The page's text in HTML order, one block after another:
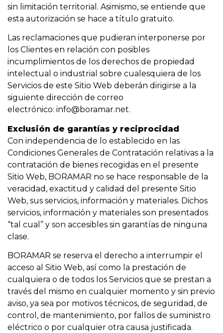
sin limitación territorial. Asimismo, se entiende que
esta autorización se hace a título gratuito.
Las reclamaciones que pudieran interponerse por
los Clientes en relación con posibles
incumplimientos de los derechos de propiedad
intelectual o industrial sobre cualesquiera de los
Servicios de este Sitio Web deberán dirigirse a la
siguiente dirección de correo
electrónico: info@boramar.net.
Exclusión de garantías y reciprocidad
Con independencia de lo establecido en las
Condiciones Generales de Contratación relativas a la
contratación de bienes recogidas en el presente
Sitio Web, BORAMAR no se hace responsable de la
veracidad, exactitud y calidad del presente Sitio
Web, sus servicios, información y materiales. Dichos
servicios, información y materiales son presentados
“tal cual” y son accesibles sin garantías de ninguna
clase.
BORAMAR se reserva el derecho a interrumpir el
acceso al Sitio Web, así como la prestación de
cualquiera o de todos los Servicios que se prestan a
través del mismo en cualquier momento y sin previo
aviso, ya sea por motivos técnicos, de seguridad, de
control, de mantenimiento, por fallos de suministro
eléctrico o por cualquier otra causa justificada.